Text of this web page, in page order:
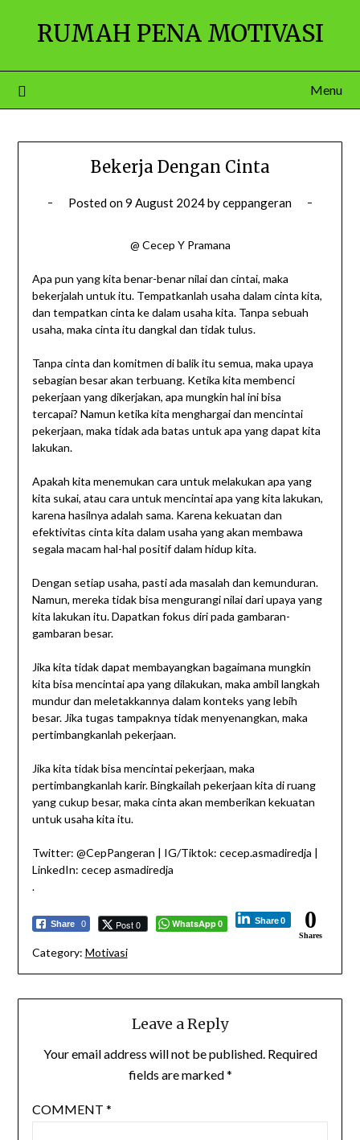
RUMAH PENA MOTIVASI
Menu
Bekerja Dengan Cinta
Posted on9 August 2024byceppangeran
@ Cecep Y Pramana
Apa pun yang kita benar-benar nilai dan cintai, maka
bekerjalah untuk itu. Tempatkanlah usaha dalam cinta kita,
dan tempatkan cinta ke dalam usaha kita. Tanpa sebuah
usaha, maka cinta itu dangkal dan tidak tulus.
Tanpa cinta dan komitmen di balik itu semua, maka upaya
sebagian besar akan terbuang. Ketika kita membenci
pekerjaan yang dikerjakan, apa mungkin hal ini bisa
tercapai? Namun ketika kita menghargai dan mencintai
pekerjaan, maka tidak ada batas untuk apa yang dapat kita
lakukan.
Apakah kita menemukan cara untuk melakukan apa yang
kita sukai, atau cara untuk mencintai apa yang kita lakukan,
karena hasilnya adalah sama. Karena kekuatan dan
efektivitas cinta kita dalam usaha yang akan membawa
segala macam hal-hal positif dalam hidup kita.
Dengan setiap usaha, pasti ada masalah dan kemunduran.
Namun, mereka tidak bisa mengurangi nilai dari upaya yang
kita lakukan itu. Dapatkan fokus diri pada gambaran-
gambaran besar.
Jika kita tidak dapat membayangkan bagaimana mungkin
kita bisa mencintai apa yang dilakukan, maka ambil langkah
mundur dan meletakkannya dalam konteks yang lebih
besar. Jika tugas tampaknya tidak menyenangkan, maka
pertimbangkanlah pekerjaan.
Jika kita tidak bisa mencintai pekerjaan, maka
pertimbangkanlah karir. Bingkailah pekerjaan kita di ruang
yang cukup besar, maka cinta akan memberikan kekuatan
untuk usaha kita itu.
Twitter: @CepPangeran | IG/Tiktok: cecep.asmadiredja |
LinkedIn: cecep asmadiredja
.
Share 0 Post 0 WhatsApp 0 Share 0 0
Shares
Category: Motivasi
Leave a Reply
Your email address will not be published. Required
fields are marked*
COMMENT *